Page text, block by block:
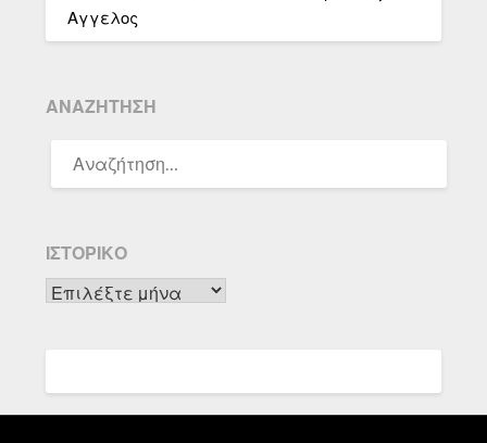
Αγγελος
ΑΝΑΖΉΤΗΣΗ
ΓΙΑ:
ΙΣΤΟΡΙΚΌ
Ιστορικό